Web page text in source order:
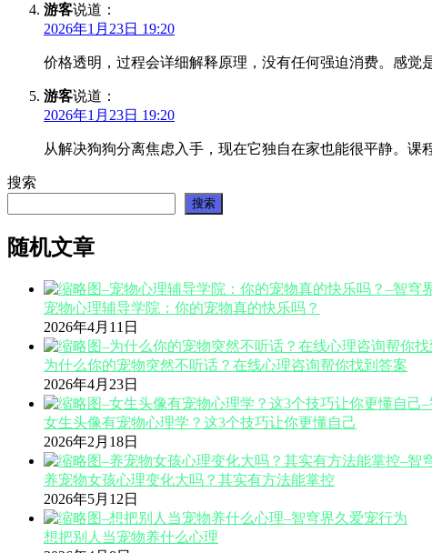
游客说道：
2026年1月23日 19:20
价格透明，过程会详细解释原理，没有任何强迫消费。感觉
游客说道：
2026年1月23日 19:20
从解决狗狗分离焦虑入手，现在它独自在家也能很平静。课
搜索
搜索
随机文章
宠物心理辅导学院：你的宠物真的快乐吗？
2026年4月11日
为什么你的宠物突然不听话？在线心理咨询帮你找到答案
2026年4月23日
女生头像有宠物心理学？这3个技巧让你更懂自己
2026年2月18日
养宠物女孩心理变化大吗？其实有方法能掌控
2026年5月12日
想把别人当宠物养什么心理